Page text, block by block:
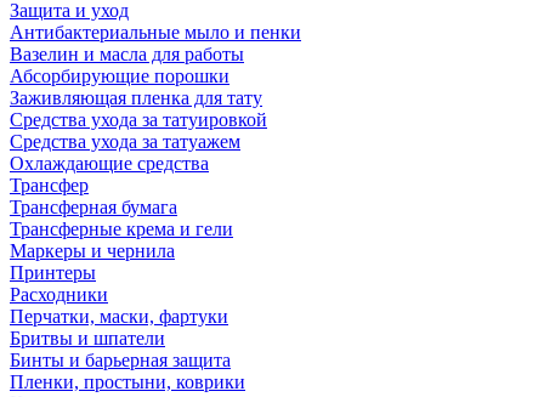
Защита и уход
Антибактериальные мыло и пенки
Вазелин и масла для работы
Абсорбирующие порошки
Заживляющая пленка для тату
Средства ухода за татуировкой
Средства ухода за татуажем
Охлаждающие средства
Трансфер
Трансферная бумага
Трансферные крема и гели
Маркеры и чернила
Принтеры
Расходники
Перчатки, маски, фартуки
Бритвы и шпатели
Бинты и барьерная защита
Пленки, простыни, коврики